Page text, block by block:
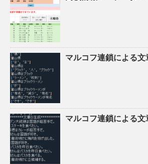
マルコフ連鎖による文
マルコフ連鎖による文